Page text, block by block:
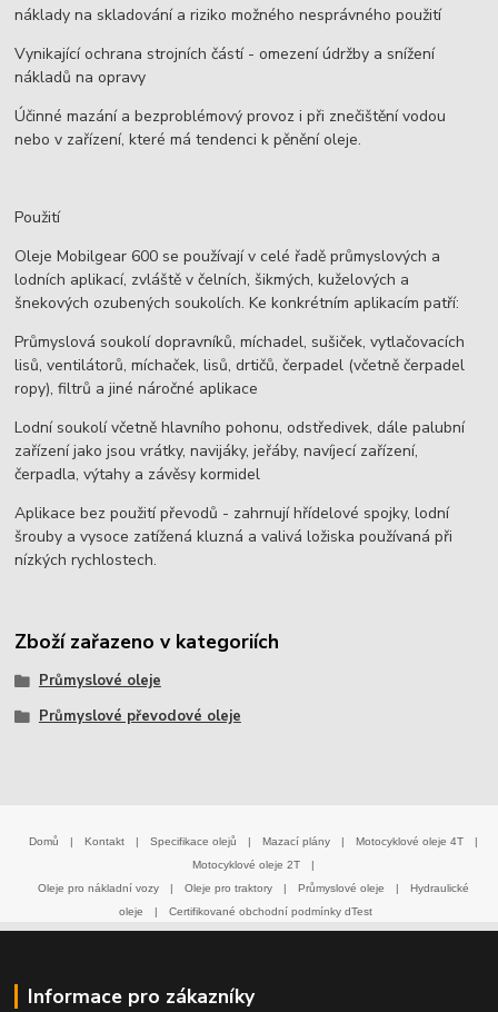
náklady na skladování a riziko možného nesprávného použití
Vynikající ochrana strojních částí - omezení údržby a snížení
nákladů na opravy
Účinné mazání a bezproblémový provoz i při znečištění vodou
nebo v zařízení, které má tendenci k pěnění oleje.
Použití
Oleje Mobilgear 600 se používají v celé řadě průmyslových a
lodních aplikací, zvláště v čelních, šikmých, kuželových a
šnekových ozubených soukolích. Ke konkrétním aplikacím patří:
Průmyslová soukolí dopravníků, míchadel, sušiček, vytlačovacích
lisů, ventilátorů, míchaček, lisů, drtičů, čerpadel (včetně čerpadel
ropy), filtrů a jiné náročné aplikace
Lodní soukolí včetně hlavního pohonu, odstředivek, dále palubní
zařízení jako jsou vrátky, navijáky, jeřáby, navíjecí zařízení,
čerpadla, výtahy a závěsy kormidel
Aplikace bez použití převodů - zahrnují hřídelové spojky, lodní
šrouby a vysoce zatížená kluzná a valivá ložiska používaná při
nízkých rychlostech.
Zboží zařazeno v kategoriích
Průmyslové oleje
Průmyslové převodové oleje
Domů | Kontakt | Specifikace olejů | Mazací plány | Motocyklové oleje 4T
|
Motocyklové oleje 2T
|
Oleje pro nákladní vozy
| Oleje pro traktory | Průmyslové oleje |
Hydraulické
oleje
| Certifikované obchodní podmínky dTest
Informace pro zákazníky